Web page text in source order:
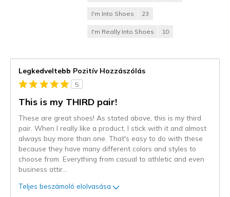
I'm Into Shoes 23
I'm Really Into Shoes 10
Legkedveltebb Pozitív Hozzászólás
5
This is my THIRD pair!
These are great shoes! As stated above, this is my third
pair. When I really like a product, I stick with it and almost
always buy more than one. That's easy to do with these
because they have many different colors and styles to
choose from. Everything from casual to athletic and even
business attir
Teljes beszámoló elolvasása